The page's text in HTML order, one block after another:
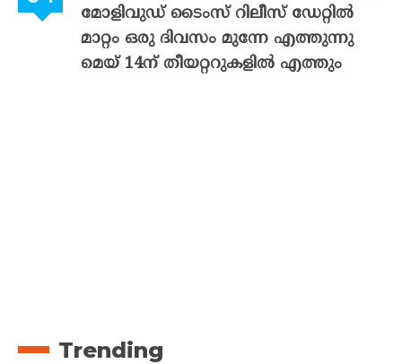
മോളിവുഡ് ടൈംസ് റിലീസ് ഡേറ്റിൽ
മാറ്റം ഒരു ദിവസം മുന്നേ എത്തുന്നു
മെയ് 14ന് തീയറ്ററുകളിൽ എത്തും
Trending